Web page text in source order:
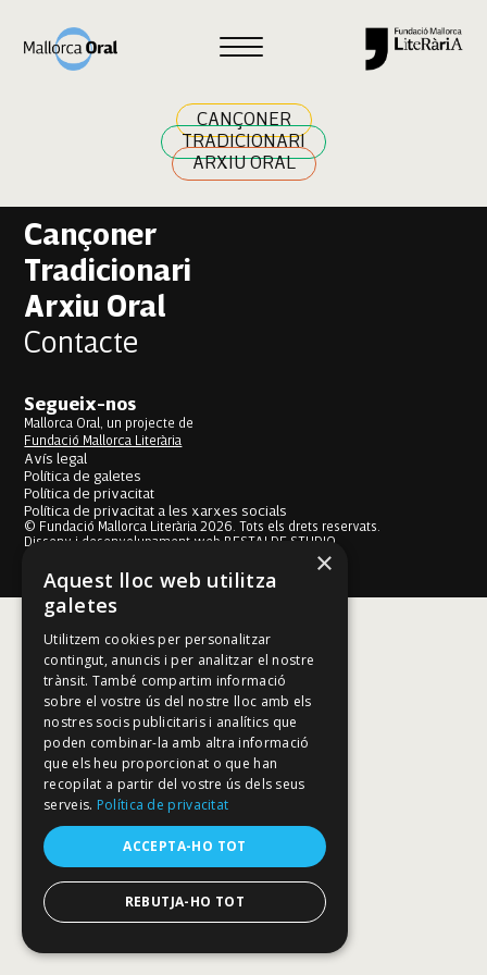
CANÇONER
TRADICIONARI
ARXIU ORAL
Fatima Zahra Ikheyadine
Navegació
Previous: Ona Uribassi Servera
Adam Zak Idkhissitti
Cançoner
Tradicionari
Arxiu Oral
Contacte
Segueix-nos
Mallorca Oral, un projecte de
Fundació Mallorca Literària
Avís legal
Política de galetes
Política de privacitat
Política de privacitat a les xarxes socials
© Fundació Mallorca Literària 2026. Tots els drets reservats.
Disseny i desenvolupament web BESTALDE STUDIO
×
Aquest lloc web utilitza
galetes
Utilitzem cookies per personalitzar
contingut, anuncis i per analitzar el nostre
trànsit. També compartim informació
sobre el vostre ús del nostre lloc amb els
nostres socis publicitaris i analítics que
poden combinar-la amb altra informació
que els heu proporcionat o que han
recopilat a partir del vostre ús dels seus
serveis. Política de privacitat
ACCEPTA-HO TOT
REBUTJA-HO TOT